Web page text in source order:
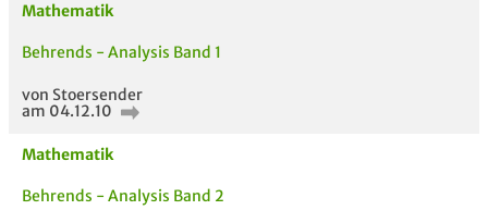
Mathematik
Behrends - Analysis Band 1
von Stoersender
am 04.12.10
Mathematik
Behrends - Analysis Band 2